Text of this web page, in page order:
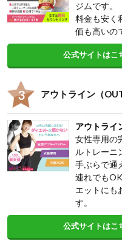
ジムです。
料金も安く
価も高いの
公式サイトはこ
アウトライン（
アウトライ
女性専用の
ルトレーニ
手ぶらで通
連れでも
エットにも
す。
公式サイトはこ